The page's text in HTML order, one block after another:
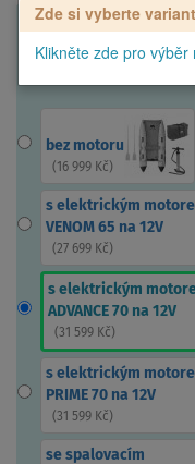
Zde si vyberte
Klikněte zde pro
bez motoru
( 16 999 Kč)
s elektrickým
VENOM 65 na 12V
(27 699 Kč)
s elektrickým
ADVANCE 70 na 12V
(31 599 Kč)
s elektrickým
PRIME 70 na 12V
(31 599 Kč)
se spalovacím